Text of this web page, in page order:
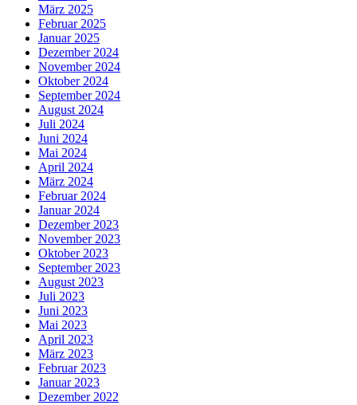
März 2025
Februar 2025
Januar 2025
Dezember 2024
November 2024
Oktober 2024
September 2024
August 2024
Juli 2024
Juni 2024
Mai 2024
April 2024
März 2024
Februar 2024
Januar 2024
Dezember 2023
November 2023
Oktober 2023
September 2023
August 2023
Juli 2023
Juni 2023
Mai 2023
April 2023
März 2023
Februar 2023
Januar 2023
Dezember 2022